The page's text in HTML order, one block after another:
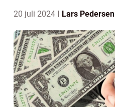
20 juli 2024 Lars Pedersen